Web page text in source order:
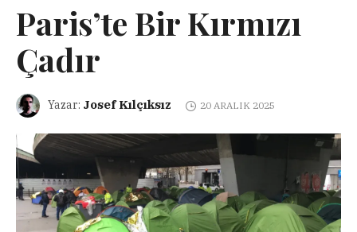
Paris’te Bir Kırmızı
Çadır
Yazar: Josef Kılçıksız 20 ARALIK 2025